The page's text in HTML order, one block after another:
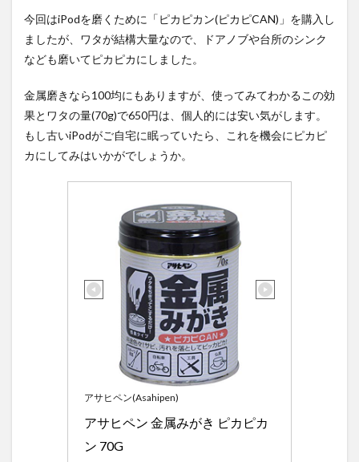
今回はiPodを磨くために「ピカピカン(ピカピCAN)」を購入し
ましたが、ワタが結構大量なので、ドアノブや台所のシンク
なども磨いてピカピカにしました。
金属磨きなら100均にもありますが、使ってみてわかるこの効
果とワタの量(70g)で650円は、個人的には安い気がします。
もし古いiPodがご自宅に眠っていたら、これを機会にピカピ
カにしてみはいかがでしょうか。
アサヒペン(Asahipen)
アサヒペン 金属みがき ピカピカ
ン 70G